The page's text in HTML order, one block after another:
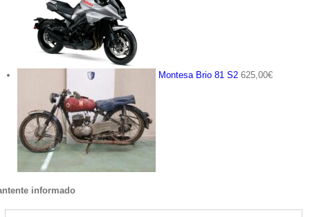
Montesa Brio 81 S2 625,00€
informado